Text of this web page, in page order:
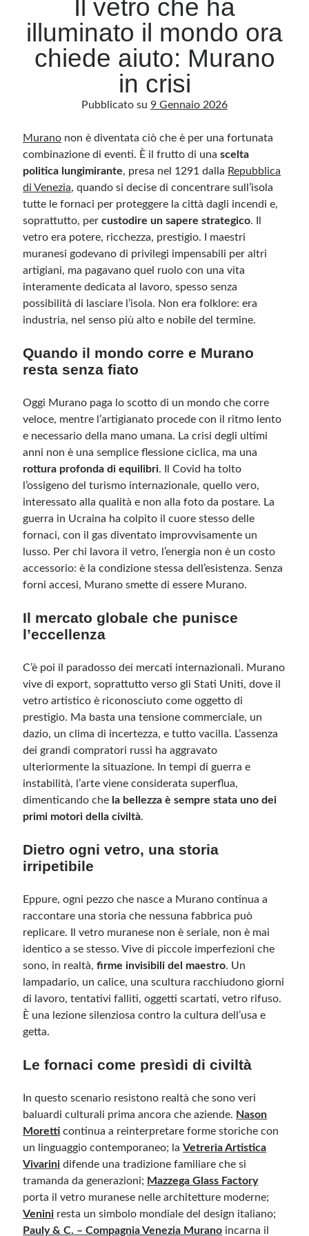
Archivio
Archivi
senza alcuna periodicità. Non può pertanto considerarsi un prodotto editoriale ai
sensi della legge n· 62 del 7.03.2001. L’autore non è responsabile di quanto
pubblicato dai lettori nei commenti ai vari post. Saranno comunque cancellati quelli
ritenuti offensivi o lesivi dell’immagine o dell’onorabilità di terzi, di genere spam,
razzisti o che contengano dati personali non conformi al rispetto delle norme sulla
privacy. Alcune immagini inserite in questo blog sono tratte da Internet e, pertanto,
considerate di pubblico dominio. Qualora la loro pubblicazione violasse eventuali
diritti d’autore, vi invito a comunicarlo via e-mail a info[at]dinovalle.it e saranno
tramite link né del loro contenuto, che può essere soggetto a variazioni nel tempo.
Accedi
Feed dei commenti
WordPress.org
Il vetro che ha
illuminato il mondo ora
chiede aiuto: Murano
in crisi
Pubblicato su 9 Gennaio 2026
Murano non è diventata ciò che è per una fortunata
combinazione di eventi. È il frutto di unascelta
politica lungimirante, presa nel 1291 dalla Repubblica
di Venezia, quando si decise di concentrare sull’isola
tutte le fornaci per proteggere la città dagli incendi e,
soprattutto, percustodire un sapere strategico. Il
vetro era potere, ricchezza, prestigio. I maestri
muranesi godevano di privilegi impensabili per altri
artigiani, ma pagavano quel ruolo con una vita
interamente dedicata al lavoro, spesso senza
possibilità di lasciare l’isola. Non era folklore: era
industria, nel senso più alto e nobile del termine.
Quando il mondo corre e Murano
resta senza fiato
Oggi Murano paga lo scotto di un mondo che corre
veloce, mentre l’artigianato procede con il ritmo lento
e necessario della mano umana. La crisi degli ultimi
anni non è una semplice flessione ciclica, ma una
rottura profonda di equilibri. Il Covid ha tolto
l’ossigeno del turismo internazionale, quello vero,
interessato alla qualità e non alla foto da postare. La
guerra in Ucraina ha colpito il cuore stesso delle
fornaci, con il gas diventato improvvisamente un
lusso. Per chi lavora il vetro, l’energia non è un costo
accessorio: è la condizione stessa dell’esistenza. Senza
forni accesi, Murano smette di essere Murano.
Il mercato globale che punisce
l’eccellenza
C’è poi il paradosso dei mercati internazionali. Murano
vive di export, soprattutto verso gli Stati Uniti, dove il
vetro artistico è riconosciuto come oggetto di
prestigio. Ma basta una tensione commerciale, un
dazio, un clima di incertezza, e tutto vacilla. L’assenza
dei grandi compratori russi ha aggravato
ulteriormente la situazione. In tempi di guerra e
instabilità, l’arte viene considerata superflua,
dimenticando che la bellezza è sempre stata uno dei
primi motori della civiltà.
Dietro ogni vetro, una storia
irripetibile
Eppure, ogni pezzo che nasce a Murano continua a
raccontare una storia che nessuna fabbrica può
replicare. Il vetro muranese non è seriale, non è mai
identico a se stesso. Vive di piccole imperfezioni che
sono, in realtà,firme invisibili del maestro. Un
lampadario, un calice, una scultura racchiudono giorni
di lavoro, tentativi falliti, oggetti scartati, vetro rifuso.
È una lezione silenziosa contro la cultura dell’usa e
getta.
Le fornaci come presìdi di civiltà
In questo scenario resistono realtà che sono veri
baluardi culturali prima ancora che aziende. Nason
Moretti continua a reinterpretare forme storiche con
un linguaggio contemporaneo; laVetreria Artistica
Vivarini difende una tradizione familiare che si
tramanda da generazioni; Mazzega Glass Factory
porta il vetro muranese nelle architetture moderne;
Venini resta un simbolo mondiale del design italiano;
Pauly & C. – Compagnia Venezia Murano incarna il